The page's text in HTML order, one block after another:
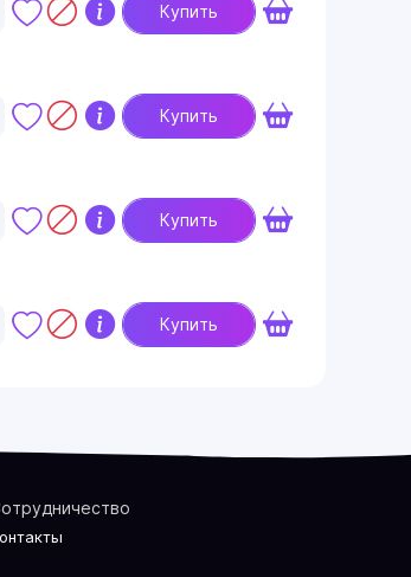
Купить
Купить
Купить
Купить